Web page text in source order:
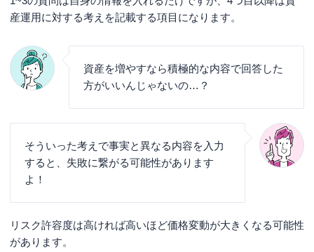
産運用に対する考えを記載する項目になります。
資産を増やすなら積極的な内容で回答した
方がいいんじゃないの…？
そういった考えで事実と異なる内容を入力
すると、失敗に繋がる可能性があります
よ！
リスク許容度は高ければ高いほど価格変動が大きくなる可能性
があります。